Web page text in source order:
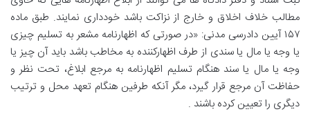
مطالب خلاف اخلاق و خارج از نزاکت باشد خودداری نمایند. طبق ماده
۱۵۷ آیین دادرسی مدنی: «در صورتی که اظهارنامه مشعر به تسلیم چیزی
یا وجه یا مال یا سندی از طرف اظهارکننده به مخاطب باشد باید آن چیز یا
وجه یا مال یا سند هنگام تسلیم اظهارنامه به مرجع ابلاغ، تحت نظر و
حفاظت آن مرجع قرار گیرد، مگر آنکه طرفین هنگام تعهد محل و ترتیب
دیگری را تعیین کرده باشند .